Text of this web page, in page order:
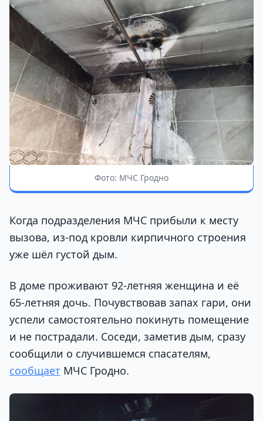
Фото: МЧС Гродно
Когда подразделения МЧС прибыли к месту
вызова, из-под кровли кирпичного строения
уже шёл густой дым.
В доме проживают 92-летняя женщина и её
65-летняя дочь. Почувствовав запах гари, они
успели самостоятельно покинуть помещение
и не пострадали. Соседи, заметив дым, сразу
сообщили о случившемся спасателям,
сообщает МЧС Гродно.